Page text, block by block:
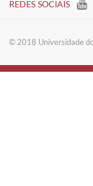
​REDES SOCIAIS​​
​​© 2018 Universidade